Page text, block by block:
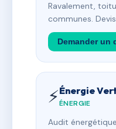
Ravalement,
communes.
Demander un
⚡Énergie
ÉNERGIE
Audit